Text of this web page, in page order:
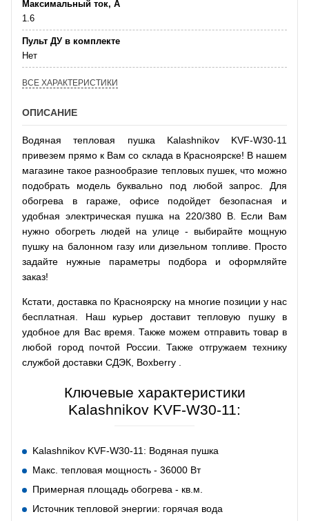
Максимальный ток, А
1.6
Пульт ДУ в комплекте
Нет
ВСЕ ХАРАКТЕРИСТИКИ
ОПИСАНИЕ
Водяная тепловая пушка Kalashnikov KVF-W30-11
привезем прямо к Вам со склада в Красноярске! В нашем
магазине такое разнообразие тепловых пушек, что можно
подобрать модель буквально под любой запрос. Для
обогрева в гараже, офисе подойдет безопасная и
удобная электрическая пушка на 220/380 В. Если Вам
нужно обогреть людей на улице - выбирайте мощную
пушку на балонном газу или дизельном топливе. Просто
задайте нужные параметры подбора и оформляйте
заказ!
Кстати, доставка по Красноярску на многие позиции у нас
бесплатная. Наш курьер доставит тепловую пушку в
удобное для Вас время. Также можем отправить товар в
любой город почтой России. Также отгружаем технику
службой доставки СДЭК, Boxberry .
Ключевые характеристики
Kalashnikov KVF-W30-11:
Kalashnikov KVF-W30-11: Водяная пушка
Макс. тепловая мощность - 36000 Вт
Примерная площадь обогрева - кв.м.
Источник тепловой энергии: горячая вода